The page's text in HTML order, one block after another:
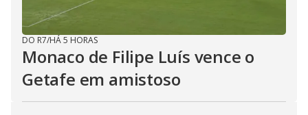
DO R7/HÁ 5 HORAS
Monaco de Filipe Luís vence o
Getafe em amistoso